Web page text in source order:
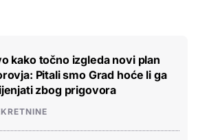
kako točno izgleda novi plan
Pitali smo Grad hoće li ga
zbog prigovora